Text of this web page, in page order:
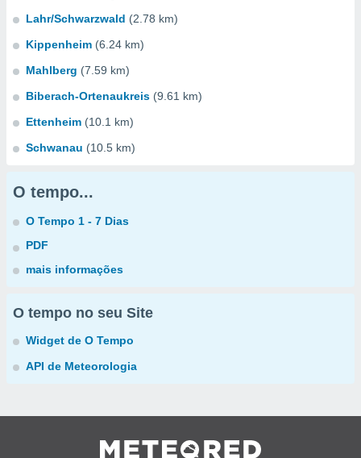
Lahr/Schwarzwald (2.78 km)
Kippenheim (6.24 km)
Mahlberg (7.59 km)
Biberach-Ortenaukreis (9.61 km)
Ettenheim (10.1 km)
Schwanau (10.5 km)
O tempo...
O Tempo 1 - 7 Dias
PDF
mais informações
O tempo no seu Site
Widget de O Tempo
API de Meteorologia